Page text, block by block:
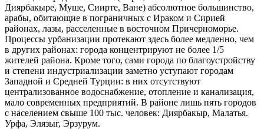
Диярбакыре, Муше, Сиирте, Ване) абсолютное большинство,
арабы, обитающие в пограничных с Ира­ком и Сирией
районах, лазы, расселенные в восточном Причерноморье.
Процессы урбанизации протекают здесь более медленно, чем
в других рай­онах: города концентрируют не более 1/5
жителей района. Кроме того, сами города по благоустройству
и степени индустриализации заметно уступают го­родам
Западной и Средней Турции: в них отсутствуют
централизованное водоснаб­жение, отопление и канализация,
мало современных предприятий. В районе лишь пять городов
с населением свыше 100 тыс. человек: Диярбакыр, Малатья.
Урфа, Элязыг, Эрзурум.